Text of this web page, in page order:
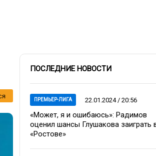
ПОСЛЕДНИЕ НОВОСТИ
ПРЕМЬЕР-ЛИГА 22.01.2024 / 20:56
«Может, я и ошибаюсь»: Радимов
оценил шансы Глушакова заиграть
«Ростове»